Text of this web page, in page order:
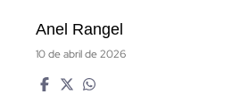
Anel Rangel
10 de abril de 2026